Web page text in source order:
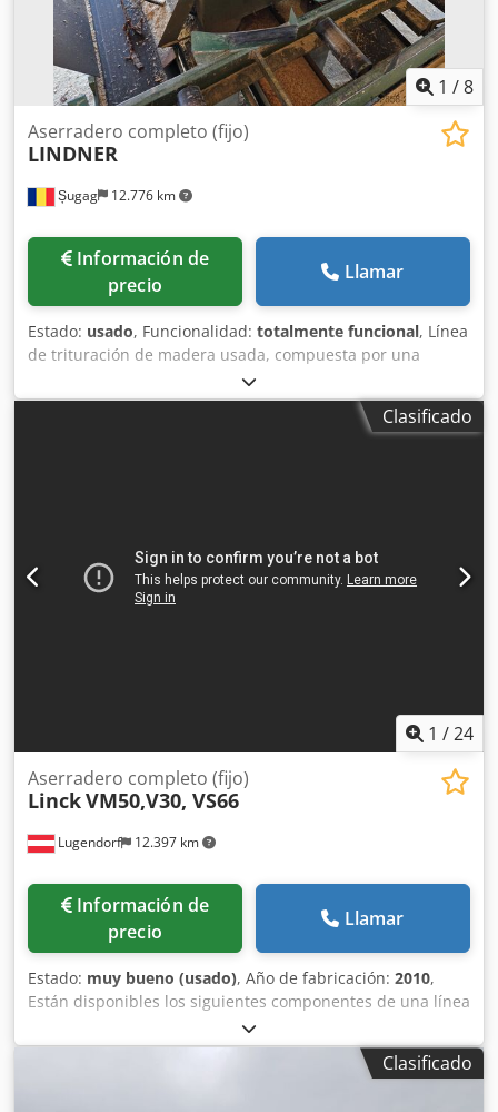
1 /8
Șugag 12.776 km
Aserradero completo (fijo)
LINDNER
Información de
precio
Llamar
Estado: usado, Funcionalidad: totalmente funcional, Línea
de trituración de madera usada, compuesta por una
máquina para astillar madera y una trituradora de discos,
fabricada por la empresa austriaca Lindner. La trituradora
de discos está equipada con dos motores eléctricos de 37
Clasificado
1 /24
Lugendorf 12.397 km
Aserradero completo (fijo)
LinckVM50,V30, VS66
Información de
precio
Llamar
Estado: muy bueno (usado), Año de fabricación: 2010,
Están disponibles los siguientes componentes de una línea
de aserrado Linck VM50: ¡El estado de las máquinas es
muy bueno! Dispositivo de alimentación ZV21, modelo EV
50 (en stock) Desbastadora perfiladora ZD31, modeloClasificado